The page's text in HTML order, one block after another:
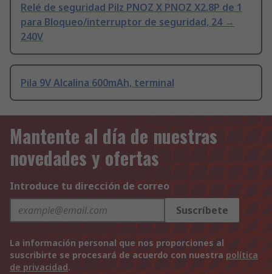
Relé de seguridad Pilz PNOZ X PNOZ X2.8P de 1
para Bloqueo/interruptor de seguridad, 24 →
240V
Pila 9V Alcalina 600mAh, terminal
Mantente al día de nuestras
novedades y ofertas
Introduce tu dirección de correo
Suscríbete
La información personal que nos proporciones al
suscribirte se procesará de acuerdo con nuestra política
de privacidad.